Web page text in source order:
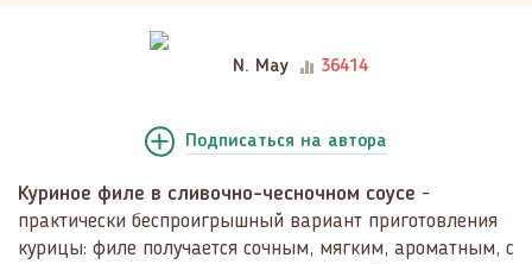
N. May 36414
Подписаться на автора
Куриное филе в сливочно-чесночном соусе -
практически беспроигрышный вариант приготовления
курицы: филе получается сочным, мягким, ароматным, с